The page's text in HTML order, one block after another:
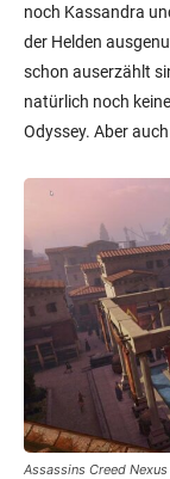
noch Kassandra
der Helden
schon auserzählt
natürlich noch
Odyssey. Aber
Assassins Creed